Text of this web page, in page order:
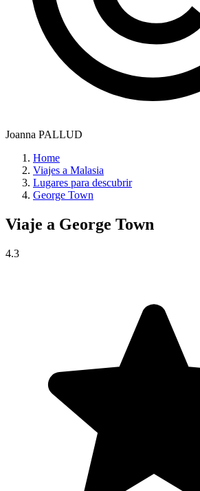
Joanna PALLUD
Home
Viajes a Malasia
Lugares para descubrir
George Town
Viaje a George Town
4.3